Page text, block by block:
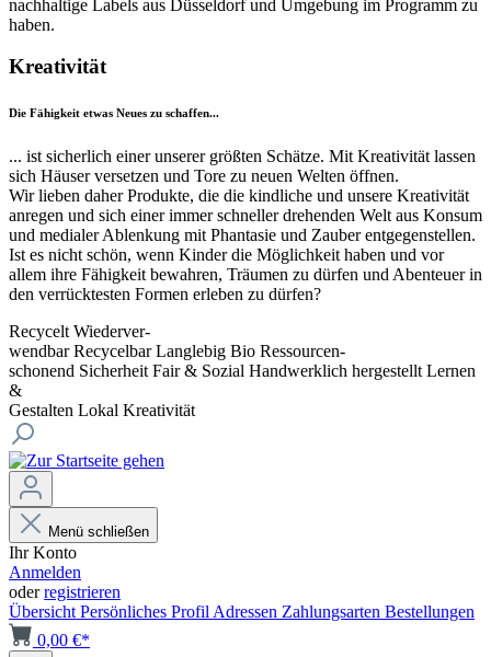
nachhaltige Labels aus Düsseldorf und Umgebung im Programm zu
haben.
Kreativität
Die Fähigkeit etwas Neues zu schaffen...
... ist sicherlich einer unserer größten Schätze. Mit Kreativität lassen
sich Häuser versetzen und Tore zu neuen Welten öffnen.
Wir lieben daher Produkte, die die kindliche und unsere Kreativität
anregen und sich einer immer schneller drehenden Welt aus Konsum
und medialer Ablenkung mit Phantasie und Zauber entgegenstellen.
Ist es nicht schön, wenn Kinder die Möglichkeit haben und vor
allem ihre Fähigkeit bewahren, Träumen zu dürfen und Abenteuer in
den verrücktesten Formen erleben zu dürfen?
Recycelt Wiederver-
wendbar Recycelbar Langlebig Bio Ressourcen-
schonend Sicherheit Fair & Sozial Handwerklich hergestellt Lernen
&
Gestalten Lokal Kreativität
Menü schließen
Ihr Konto
Anmelden
oderregistrieren
Übersicht Persönliches Profil Adressen Zahlungsarten Bestellungen
0,00 €*